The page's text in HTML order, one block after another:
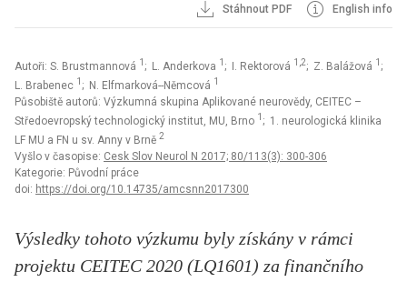
Stáhnout PDF English info
Autoři: S. Brustmannová 1 ; L. Anderkova 1 ; I. Rektorová 1,2; Z. Balážová 1 ;
L. Brabenec 1 ; N. Elfmarková--Němcová 1
Působiště autorů: Výzkumná skupina Aplikované neurovědy, CEITEC –
Středoevropský technologický institut, MU, Brno 1 ; 1. neurologická klinika
LF MU a FN u sv. Anny v Brně 2
Vyšlo v časopise: Cesk Slov Neurol N 2017; 80/113(3): 300-306
Kategorie: Původní práce
doi: https://doi.org/10.14735/amcsnn2017300
Výsledky tohoto výzkumu byly získány v rámci
projektu CEITEC 2020 (LQ1601) za finančního